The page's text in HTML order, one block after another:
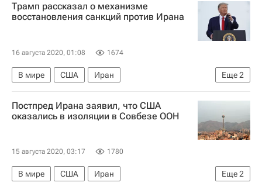
Генеральная Ассамблея ООН
Дональд Трамп
Трамп рассказал о механизме
восстановления санкций против Ирана
16 августа 2020, 01:08 1674
Еще2
В мире США
Иран
Совет Безопасности ООН
Дональд Трамп
Постпред Ирана заявил, что США
оказались в изоляции в Совбезе ООН
15 августа 2020, 03:17 1780
Еще2
В мире США
Иран